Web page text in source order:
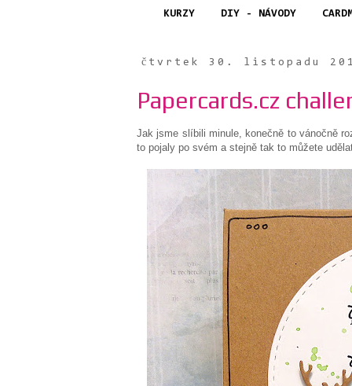
KURZY DIY - NÁVODY
čtvrtek 30. listopadu
Papercards.cz
Jak jsme slíbili minule, konečně to vánočně
to pojaly po svém a stejně tak to můžete